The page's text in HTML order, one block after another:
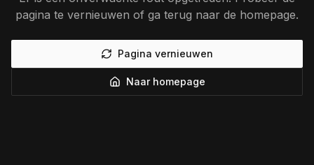
pagina te vernieuwen of ga terug naar de homepage.
Pagina vernieuwen
Naar homepage